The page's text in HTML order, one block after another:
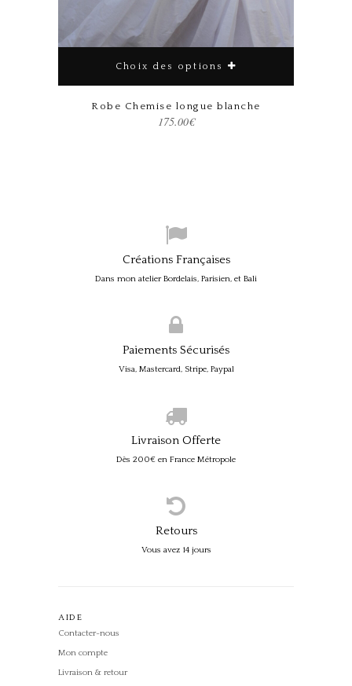
Choix des options
Robe Chemise longue blanche
175.00€
Créations Françaises
Dans mon atelier Bordelais, Parisien, et Bali
Paiements Sécurisés
Visa, Mastercard, Stripe, Paypal
Livraison Offerte
Dès 200€ en France Métropole
Retours
Vous avez 14 jours
AIDE
Contacter-nous
Mon compte
Livraison & retour